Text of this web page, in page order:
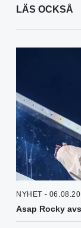
LÄS OCKSÅ
NYHET -
Asap Rocky